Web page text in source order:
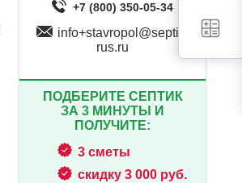
+7 (800) 350-05-34
info+stavropol@septik-
rus.ru
ПОДБЕРИТЕ СЕПТИК
ЗА 3 МИНУТЫ И
ПОЛУЧИТЕ:
3 сметы
скидку 3 000 руб.